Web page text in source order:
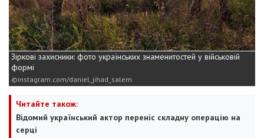
Зіркові захисники: фото українських знаменитостей у військовій
формі
instagram.com/daniel_jihad_salem
Читайте також:
Відомий український актор переніс складну операцію на
серці